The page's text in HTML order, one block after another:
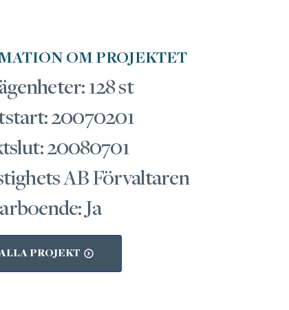
OM PROJEKTET
128 st
20070201
20080701
AB Förvaltaren
Ja
PROJEKT